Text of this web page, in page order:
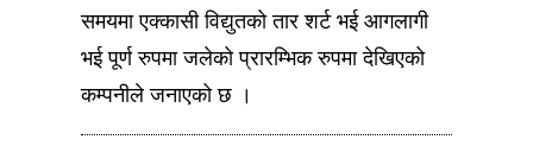
समयमा एक्कासी विद्युतको तार शर्ट भई आगलागी
भई पूर्ण रुपमा जलेको प्रारम्भिक रुपमा देखिएको
कम्पनीले जनाएको छ ।